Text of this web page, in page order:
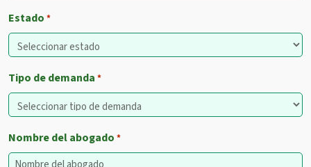
Estado *
Tipo de demanda *
Nombre del abogado *